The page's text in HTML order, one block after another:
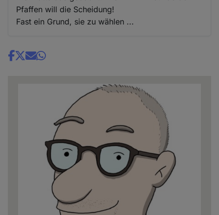
Pfaffen will die Scheidung!
Fast ein Grund, sie zu wählen ...
Share